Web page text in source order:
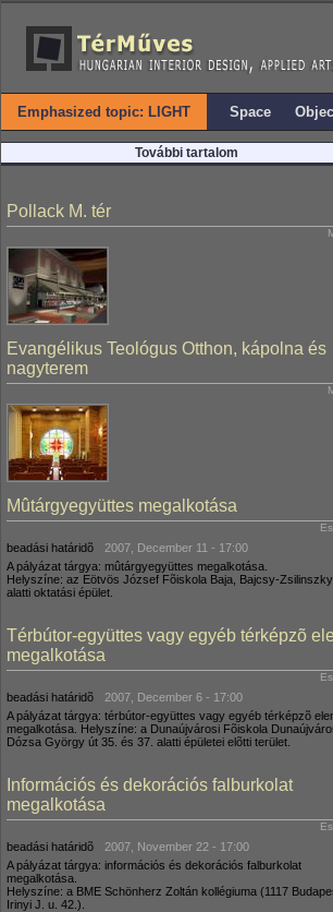
Emphasized topic: LIGHT Space
További tartalom
Pollack M. tér
Evangélikus Teológus Otthon, kápolna és
nagyterem
Mûtárgyegyüttes megalkotása
beadási határidõ
2007, December 11 - 17:00
A pályázat tárgya: mûtárgyegyüttes megalkotása.
Helyszíne: az Eötvös József Fõiskola Baja, Bajcsy-Zsilinszky
alatti oktatási épület.
Térbútor-együttes vagy egyéb térképzõ
megalkotása
beadási határidõ
2007, December 6 - 17:00
A pályázat tárgya: térbútor-együttes vagy egyéb térképzõ
megalkotása. Helyszíne: a Dunaújvárosi Fõiskola
Dózsa György út 35. és 37. alatti épületei elõtti terület.
Információs és dekorációs falburkolat
megalkotása
beadási határidõ
2007, November 22 - 17:00
A pályázat tárgya: információs és dekorációs falburkolat
megalkotása.
Helyszíne: a BME Schönherz Zoltán kollégiuma (1117
Irinyi J. u. 42.).